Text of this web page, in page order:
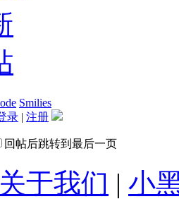
Smilies
录 | 注册
回帖后跳转到最后一页
关于我们 | 小